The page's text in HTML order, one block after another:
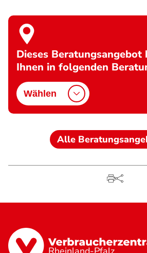
Dieses
Ihnen in folgenden
Wählen
Alle